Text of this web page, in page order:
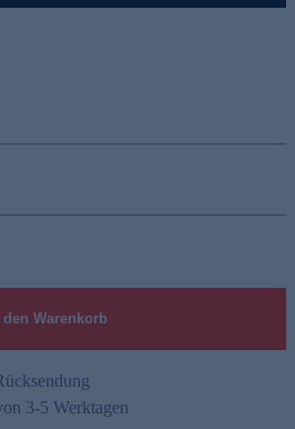
den Warenkorb
3-5 Werktagen